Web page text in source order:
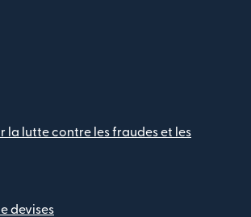
la lutte contre les fraudes et les
devises